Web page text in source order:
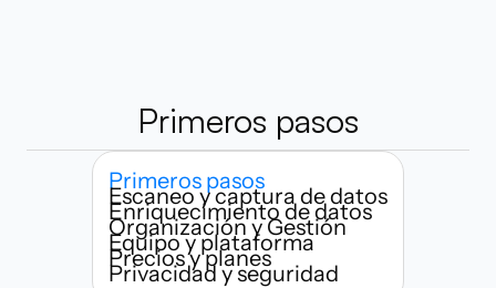
Primeros pasos
Primeros pasos
Escaneo y captura de datos
Enriquecimiento de datos
Organización y Gestión
Equipo y plataforma
Precios y planes
Privacidad y seguridad